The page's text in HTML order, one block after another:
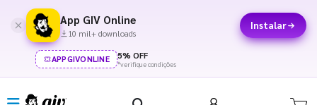
App GIV Online
10 mil+ downloads
Instalar
APPGIVONLINE 5% OFF
*verifique condições